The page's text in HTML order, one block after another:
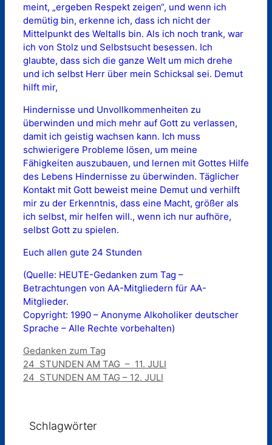
meint, „ergeben Respekt zeigen“, und wenn ich
demütig bin, erkenne ich, dass ich nicht der
Mittelpunkt des Weltalls bin. Als ich noch trank, war
ich von Stolz und Selbstsucht besessen. Ich
glaubte, dass sich die ganze Welt um mich drehe
und ich selbst Herr über mein Schicksal sei. Demut
hilft mir,
Hindernisse und Unvollkommenheiten zu
überwinden und mich mehr auf Gott zu verlassen,
damit ich geistig wachsen kann. Ich muss
schwierigere Probleme lösen, um meine
Fähigkeiten auszubauen, und lernen mit Gottes Hilfe
des Lebens Hindernisse zu überwinden. Täglicher
Kontakt mit Gott beweist meine Demut und verhilft
mir zu der Erkenntnis, dass eine Macht, größer als
ich selbst, mir helfen will., wenn ich nur aufhöre,
selbst Gott zu spielen.
Euch allen gute 24 Stunden
(Quelle: HEUTE-Gedanken zum Tag –
Betrachtungen von AA-Mitgliedern für AA-
Mitglieder.
Copyright: 1990 – Anonyme Alkoholiker deutscher
Sprache – Alle Rechte vorbehalten)
Kategorien
Gedanken zum Tag
24 STUNDEN AM TAG – 11. JULI
24 STUNDEN AM TAG – 12. JULI
Schlagwörter